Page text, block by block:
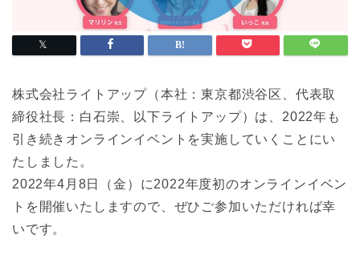
株式会社ライトアップ（本社：東京都渋谷区、代表取
締役社長：白石崇、以下ライトアップ）は、2022年も
引き続きオンラインイベントを実施していくことにい
たしました。
2022年4月8日（金）に2022年度初のオンラインイベン
トを開催いたしますので、ぜひご参加いただければ幸
いです。